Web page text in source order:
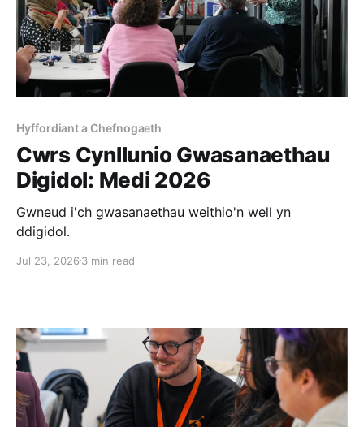
Hyffordiant a Chefnogaeth
Cwrs Cynllunio Gwasanaethau
Digidol: Medi 2026
Gwneud i'ch gwasanaethau weithio'n well yn
ddigidol.
Jul 23, 2026 3 min read